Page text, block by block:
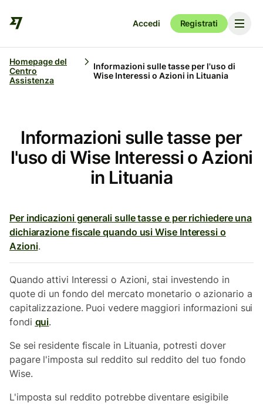
Accedi Registrati
Homepage del
Centro
Assistenza
Informazioni sulle tasse per l'uso di
Wise Interessi o Azioni in Lituania
Informazioni sulle tasse per
l'uso di Wise Interessi o Azioni
in Lituania
Per indicazioni generali sulle tasse e per richiedere una
dichiarazione fiscale quando usi Wise Interessi o
Azioni.
Quando attivi Interessi o Azioni, stai investendo in
quote di un fondo del mercato monetario o azionario a
capitalizzazione. Puoi vedere maggiori informazioni sui
fondi qui.
Se sei residente fiscale in Lituania, potresti dover
pagare l'imposta sul reddito sul reddito del tuo fondo
Wise.
L'imposta sul reddito potrebbe diventare esigibile